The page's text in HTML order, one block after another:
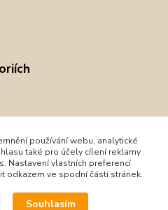
používání webu, analytické
také pro účely cílení reklamy
Nastavení vlastních preferencí
odkazem ve spodní části stránek.
Souhlasím